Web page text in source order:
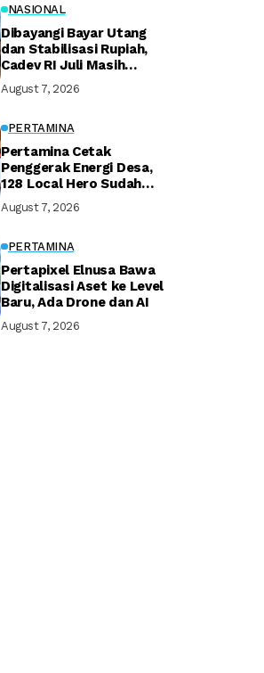
NASIONAL
Dibayangi Bayar Utang
dan Stabilisasi Rupiah,
Cadev RI Juli Masih
August 7, 2026
PERTAMINA
Pertamina Cetak
Penggerak Energi Desa,
128 Local Hero Sudah
August 7, 2026
PERTAMINA
Pertapixel Elnusa Bawa
Digitalisasi Aset ke Level
Baru, Ada Drone dan AI
August 7, 2026